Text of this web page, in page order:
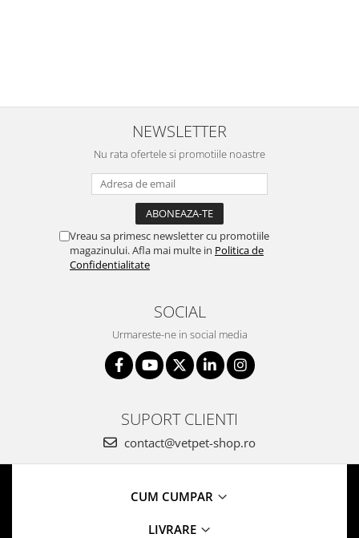
NEWSLETTER
Nu rata ofertele si promotiile noastre
Vreau sa primesc newsletter cu promotiile
magazinului. Afla mai multe in Politica de
Confidentialitate
SOCIAL
Urmareste-ne in social media
SUPORT CLIENTI
contact@vetpet-shop.ro
CUM CUMPAR
LIVRARE